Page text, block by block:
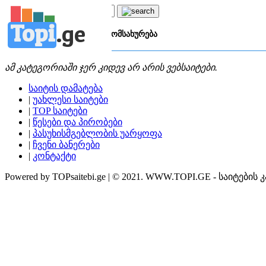
Topi.ge
კატეგორია: საბანკო მომსახურება
ამ კატეგორიაში ჯერ კიდევ არ არის ვებსაიტები.
საიტის დამატება
| უახლესი საიტები
| TOP საიტები
| წესები და პირობები
| პასუხისმგებლობის უარყოფა
| ჩვენი ბანერები
| კონტაქტი
Powered by TOPsaitebi.ge | © 2021. WWW.TOPI.GE -